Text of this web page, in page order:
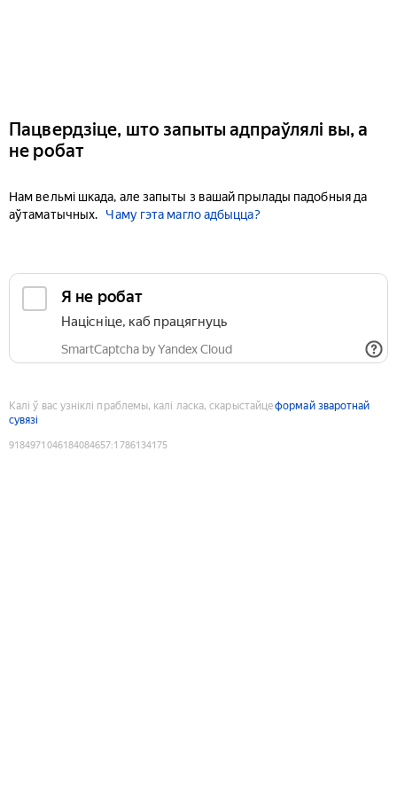
Пацвердзіце, што запыты адпраўлялі вы, а
не робат
Нам вельмі шкада, але запыты з вашай прылады падобныя да
аўтаматычных.
Чаму гэта магло адбыцца?
Я не робат
Націсніце, каб працягнуць
SmartCaptcha by Yandex Cloud
Калі ў вас узніклі праблемы, калі ласка, скарыстайцеформай зваротнай
сувязі
9184971046184084657:1786134175